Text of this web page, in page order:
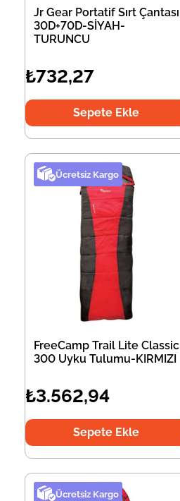
Jr Gear Portatif Sırt Çantası
30D+70D-SİYAH-
TURUNCU
₺732,27
Sepete Ekle
Ücretsiz Kargo
FreeCamp Trail Lite Classic
300 Uyku Tulumu-KIRMIZI
₺3.562,94
Sepete Ekle
Ücretsiz Kargo